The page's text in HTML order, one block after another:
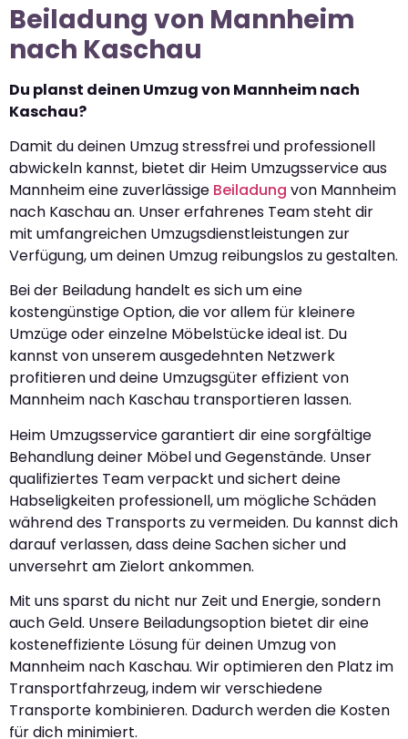
Beiladung von Mannheim
nach Kaschau
Du planst deinen Umzug von Mannheim nach
Kaschau?
Damit du deinen Umzug stressfrei und professionell
abwickeln kannst, bietet dir Heim Umzugsservice aus
Mannheim eine zuverlässige Beiladung von Mannheim
nach Kaschau an. Unser erfahrenes Team steht dir
mit umfangreichen Umzugsdienstleistungen zur
Verfügung, um deinen Umzug reibungslos zu gestalten.
Bei der Beiladung handelt es sich um eine
kostengünstige Option, die vor allem für kleinere
Umzüge oder einzelne Möbelstücke ideal ist. Du
kannst von unserem ausgedehnten Netzwerk
profitieren und deine Umzugsgüter effizient von
Mannheim nach Kaschau transportieren lassen.
Heim Umzugsservice garantiert dir eine sorgfältige
Behandlung deiner Möbel und Gegenstände. Unser
qualifiziertes Team verpackt und sichert deine
Habseligkeiten professionell, um mögliche Schäden
während des Transports zu vermeiden. Du kannst dich
darauf verlassen, dass deine Sachen sicher und
unversehrt am Zielort ankommen.
Mit uns sparst du nicht nur Zeit und Energie, sondern
auch Geld. Unsere Beiladungsoption bietet dir eine
kosteneffiziente Lösung für deinen Umzug von
Mannheim nach Kaschau. Wir optimieren den Platz im
Transportfahrzeug, indem wir verschiedene
Transporte kombinieren. Dadurch werden die Kosten
für dich minimiert.